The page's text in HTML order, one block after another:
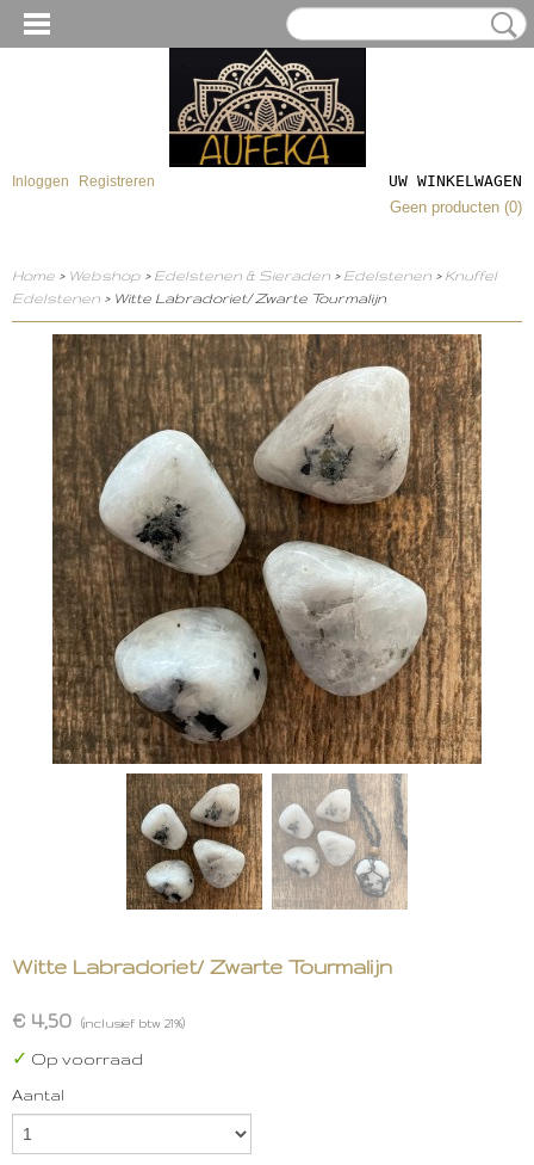
Inloggen Registreren
UW WINKELWAGEN
Geen producten (0)
Home > Webshop > Edelstenen & Sieraden > Edelstenen > Knuffel
Edelstenen > Witte Labradoriet/ Zwarte Tourmalijn
Witte Labradoriet/ Zwarte Tourmalijn
€ 4,50 (inclusief btw 21%)
✓ Op voorraad
Aantal